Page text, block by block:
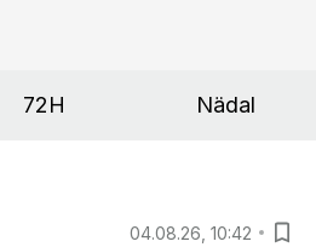
72H Nädal
04.08.26, 10:42